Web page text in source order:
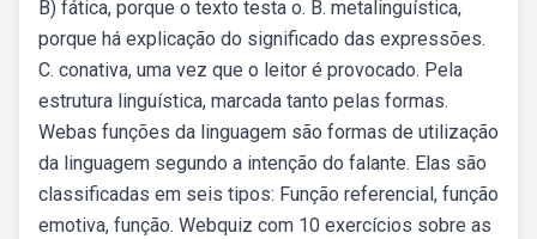
B) fática, porque o texto testa o. B. metalinguística,
porque há explicação do significado das expressões.
C. conativa, uma vez que o leitor é provocado. Pela
estrutura linguística, marcada tanto pelas formas.
Webas funções da linguagem são formas de utilização
da linguagem segundo a intenção do falante. Elas são
classificadas em seis tipos: Função referencial, função
emotiva, função. Webquiz com 10 exercícios sobre as